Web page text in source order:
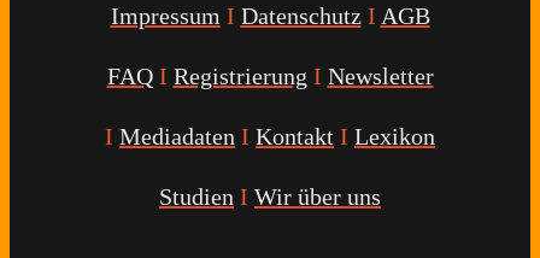
Impressum I Datenschutz I AGB
FAQ I Registrierung I Newsletter
I Mediadaten I Kontakt I Lexikon
Studien I Wir über uns